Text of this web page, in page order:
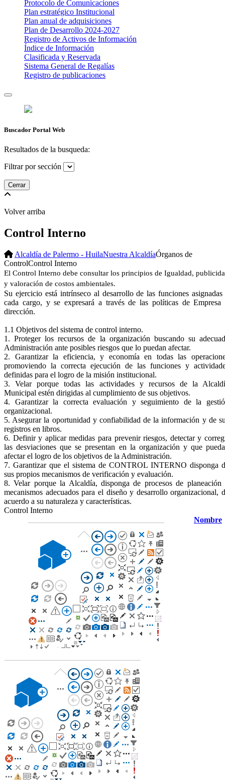
Protocolo de Comunicaciones
Plan estratégico Institucional
Plan anual de adquisiciones
Plan de Desarrollo 2024-2027
​Registro de Activos de Información​​
Índice de Información
Clasificada y Reservada
Sistema General de Regalías
Registro de publicaciones
Buscador Portal Web
Resultados de la busqueda:
Filtrar por sección
Cerrar
Volver arriba
Control Interno
Alcaldía de Palermo - HuilaNuestra AlcaldíaÓrganos de
ControlControl Interno
El Control Interno debe consultar los principios de Igualdad,
y valoración de costos ambientales.
Su ejercicio está intrínseco al desarrollo de las funciones asignadas
cada cargo, y se expresará a través de las políticas de Empresa
dirección.
1.1 Objetivos del sistema de control interno.​
1. Proteger los recursos de la organización buscando su
Administración ante posibles riesgos que lo puedan afectar.
2. Garantizar la eficiencia, y economía en todas las
promoviendo la correcta ejecución de las funciones y
definidas para el logro de la misión institucional.
3. Velar porque todas las actividades y recursos de la
Municipal estén dirigidas al cumplimiento de sus objetivos.
4. Garantizar la correcta evaluación y seguimiento de la
organizacional.
5. Asegurar la oportunidad y confiabilidad de la información y de
registros en libros.
6. Definir y aplicar medidas para prevenir riesgos, detectar y
las desviaciones que se presentan en la organización y que
afectar el logro de los objetivos de la Administración.
7. Garantizar que el sistema de CONTROL INTERNO disponga
sus propios mecanismos de verificación y evaluación.
8. Velar porque la Alcaldía, disponga de procesos de planeación
mecanismos adecuados para el diseño y desarrollo organizacional,
acuerdo a su naturaleza y características.
​Co​ntrol Interno
Nombre